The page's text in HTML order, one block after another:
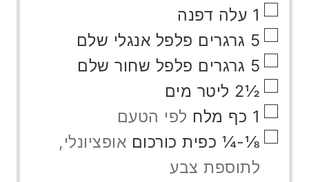
▢
1 עלה דפנה
▢
5 גרגרים פלפל אנגלי שלם
▢
5 גרגרים פלפל שחור שלם
▢
½2 ליטר מים
▢
1 כף מלח לפי הטעם
▢
⅛-¼ כפית כורכום אופציונלי,
לתוספת צבע